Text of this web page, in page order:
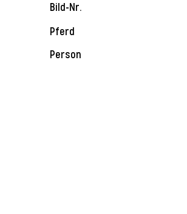
Bild-Nr.
Pferd
Person